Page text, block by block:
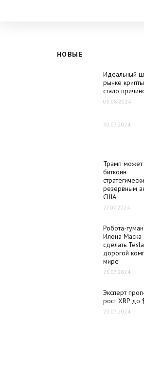
НОВЫЕ
Идеальный
рынке
стало
05.08.2024
30.07.2024
Трамп может
биткоин
резервным
США
27.07.2024
Робота-
Илона
сделать
дорогой
мире
23.07.2024
Эксперт
рост XRP до
23.07.2024